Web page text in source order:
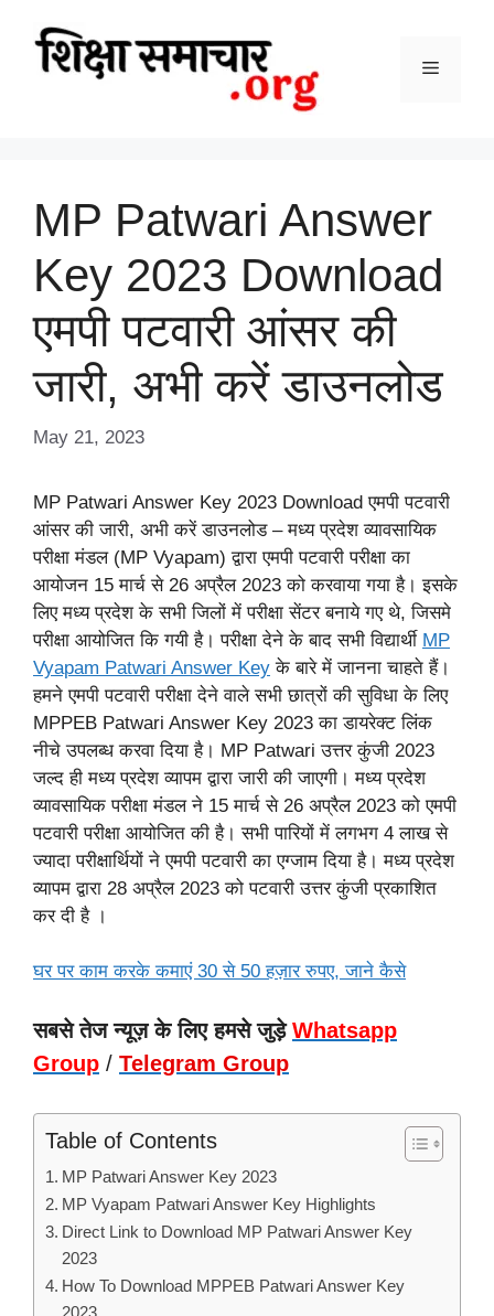
content
Menu
MP Patwari Answer
Key 2023 Download
एमपी पटवारी आंसर की
जारी, अभी करें डाउनलोड
May 21, 2023
MP Patwari Answer Key 2023 Download एमपी पटवारी
आंसर की जारी, अभी करें डाउनलोड – मध्य प्रदेश व्यावसायिक
परीक्षा मंडल (MP Vyapam) द्वारा एमपी पटवारी परीक्षा का
आयोजन 15 मार्च से 26 अप्रैल 2023 को करवाया गया है। इसके
लिए मध्य प्रदेश के सभी जिलों में परीक्षा सेंटर बनाये गए थे, जिसमे
परीक्षा आयोजित कि गयी है। परीक्षा देने के बाद सभी विद्यार्थी MP
Vyapam Patwari Answer Key के बारे में जानना चाहते हैं।
हमने एमपी पटवारी परीक्षा देने वाले सभी छात्रों की सुविधा के लिए
MPPEB Patwari Answer Key 2023 का डायरेक्ट लिंक
नीचे उपलब्ध करवा दिया है। MP Patwari उत्तर कुंजी 2023
जल्द ही मध्य प्रदेश व्यापम द्वारा जारी की जाएगी। मध्य प्रदेश
व्यावसायिक परीक्षा मंडल ने 15 मार्च से 26 अप्रैल 2023 को एमपी
पटवारी परीक्षा आयोजित की है। सभी पारियों में लगभग 4 लाख से
ज्यादा परीक्षार्थियों ने एमपी पटवारी का एग्जाम दिया है। मध्य प्रदेश
व्यापम द्वारा 28 अप्रैल 2023 को पटवारी उत्तर कुंजी प्रकाशित
कर दी है ।
घर पर काम करके कमाएं 30 से 50 हज़ार रुपए, जाने कैसे
सबसे तेज न्यूज़ के लिए हमसे जुड़े Whatsapp
Group / Telegram Group
Table of Contents
MP Patwari Answer Key 2023
MP Vyapam Patwari Answer Key Highlights
Direct Link to Download MP Patwari Answer Key
2023
How To Download MPPEB Patwari Answer Key
2023